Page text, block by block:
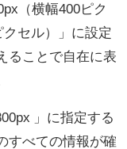
（横幅400ピク
セル）」に設定
ることで自在に表
」に指定する
すべての情報が確